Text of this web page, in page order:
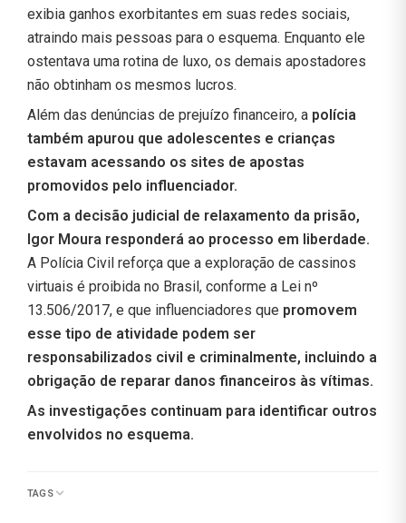
exibia ganhos exorbitantes em suas redes sociais,
atraindo mais pessoas para o esquema. Enquanto ele
ostentava uma rotina de luxo, os demais apostadores
não obtinham os mesmos lucros.
Além das denúncias de prejuízo financeiro, a polícia
também apurou que adolescentes e crianças
estavam acessando os sites de apostas
promovidos pelo influenciador.
Com a decisão judicial de relaxamento da prisão,
Igor Moura responderá ao processo em liberdade.
A Polícia Civil reforça que a exploração de cassinos
virtuais é proibida no Brasil, conforme a Lei nº
13.506/2017, e que influenciadores que promovem
esse tipo de atividade podem ser
responsabilizados civil e criminalmente, incluindo a
obrigação de reparar danos financeiros às vítimas.
As investigações continuam para identificar outros
envolvidos no esquema.
TAGS